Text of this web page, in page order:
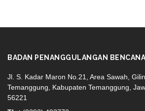
BADAN PENANGGULANGAN
Jl. S. Kadar Maron No.21, Area Sawah,
Temanggung, Kabupaten Temanggung,
56221